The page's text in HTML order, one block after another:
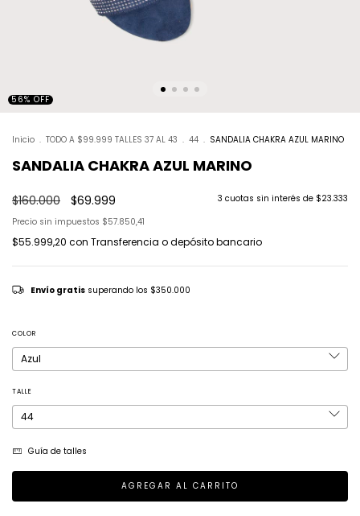
56% OFF
Inicio . TODO A $99.999 TALLES 37 AL 43 . 44 . SANDALIA CHAKRA AZUL MARINO
SANDALIA CHAKRA AZUL MARINO
$160.000 $69.999 3 cuotas sin interés de $23.333
Precio sin impuestos $57.850,41
$55.999,20 con Transferencia o depósito bancario
Envío gratis superando los $350.000
COLOR
TALLE
Guía de talles